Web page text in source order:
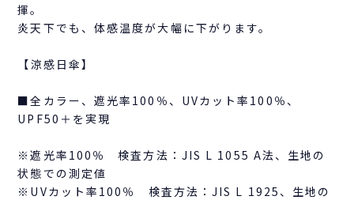
揮。
炎天下でも、体感温度が大幅に下がります。
【涼感日傘】
■全カラー、遮光率100％、UVカット率100％、
UPF50＋を実現
※遮光率100％ 検査方法：JIS L 1055 A法、生地の
状態での測定値
※UVカット率100％ 検査方法：JIS L 1925、生地の